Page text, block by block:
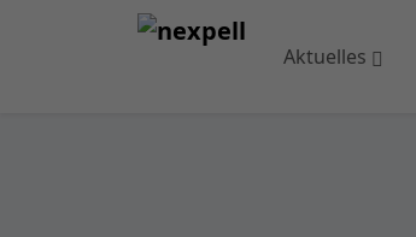
Aktuelles